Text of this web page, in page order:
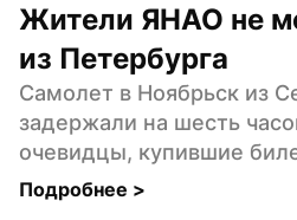
Жители ЯНАО не
из Петербурга
Самолет в Ноябрьск из
задержали на шесть
очевидцы, купившие
Подробнее >